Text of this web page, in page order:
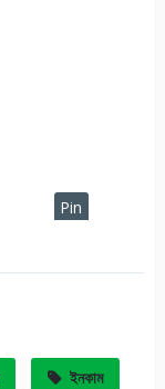
Pin
ইনকাম